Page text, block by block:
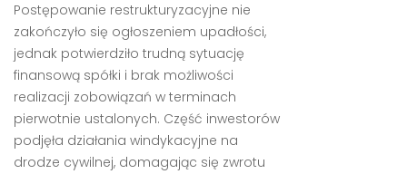
Postępowanie restrukturyzacyjne nie
zakończyło się ogłoszeniem upadłości,
jednak potwierdziło trudną sytuację
finansową spółki i brak możliwości
realizacji zobowiązań w terminach
pierwotnie ustalonych. Część inwestorów
podjęła działania windykacyjne na
drodze cywilnej, domagając się zwrotu